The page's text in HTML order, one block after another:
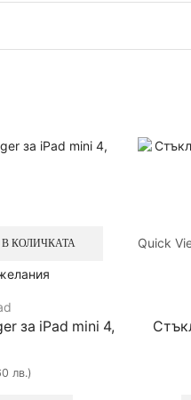
КОЛИЧКАТА
за iPad mini 4,
лв.)
Quick